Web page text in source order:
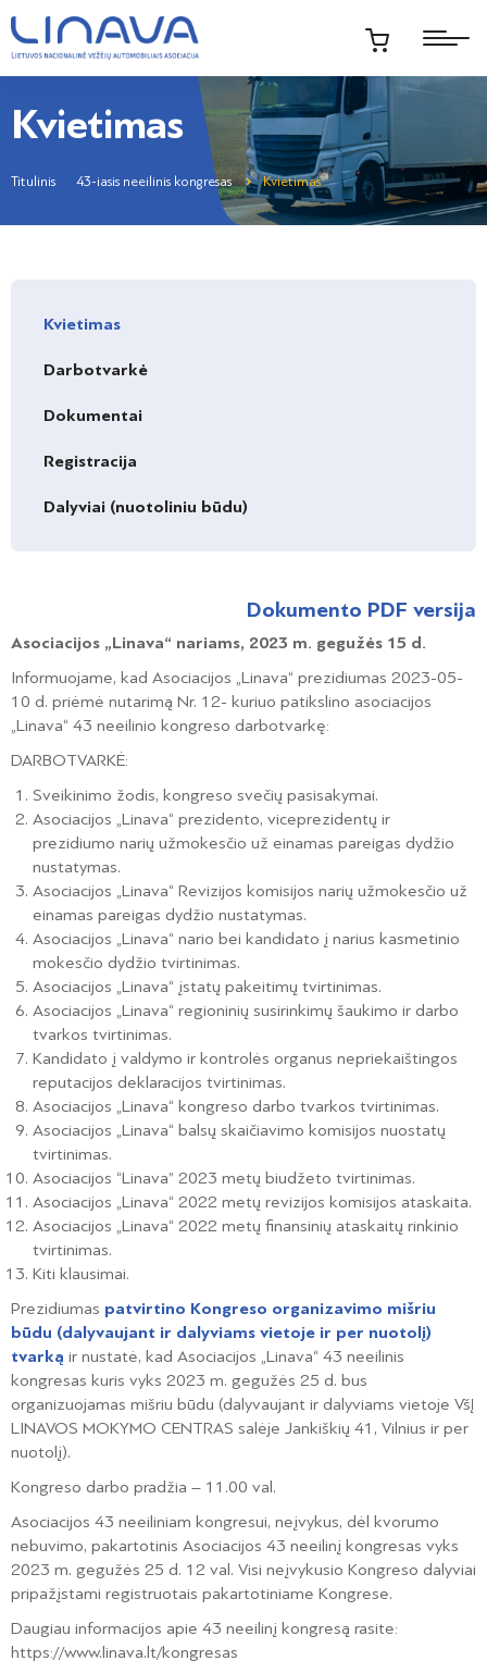
Kvietimas
Titulinis 43-iasis neeilinis kongresas Kvietimas
Kvietimas
Darbotvarkė
Dokumentai
Registracija
Dalyviai (nuotoliniu būdu)
Dokumento PDF versija
Asociacijos „Linava“ nariams, 2023 m. gegužės 15 d.
Informuojame, kad Asociacijos „Linava“ prezidiumas 2023-05-
10 d. priėmė nutarimą Nr. 12- kuriuo patikslino asociacijos
„Linava“ 43 neeilinio kongreso darbotvarkę:
DARBOTVARKĖ:
Sveikinimo žodis, kongreso svečių pasisakymai.
Asociacijos „Linava“ prezidento, viceprezidentų ir
prezidiumo narių užmokesčio už einamas pareigas dydžio
nustatymas.
Asociacijos „Linava“ Revizijos komisijos narių užmokesčio už
einamas pareigas dydžio nustatymas.
Asociacijos „Linava“ nario bei kandidato į narius kasmetinio
mokesčio dydžio tvirtinimas.
Asociacijos „Linava“ įstatų pakeitimų tvirtinimas.
Asociacijos „Linava“ regioninių susirinkimų šaukimo ir darbo
tvarkos tvirtinimas.
Kandidato į valdymo ir kontrolės organus nepriekaištingos
reputacijos deklaracijos tvirtinimas.
Asociacijos „Linava“ kongreso darbo tvarkos tvirtinimas.
Asociacijos „Linava“ balsų skaičiavimo komisijos nuostatų
tvirtinimas.
Asociacijos “Linava” 2023 metų biudžeto tvirtinimas.
Asociacijos „Linava“ 2022 metų revizijos komisijos ataskaita.
Asociacijos „Linava“ 2022 metų finansinių ataskaitų rinkinio
tvirtinimas.
Kiti klausimai.
Prezidiumas patvirtino Kongreso organizavimo mišriu
būdu (dalyvaujant ir dalyviams vietoje ir per nuotolį)
tvarką ir nustatė, kad Asociacijos „Linava“ 43 neeilinis
kongresas kuris vyks 2023 m. gegužės 25 d. bus
organizuojamas mišriu būdu (dalyvaujant ir dalyviams vietoje VšĮ
LINAVOS MOKYMO CENTRAS salėje Jankiškių 41, Vilnius ir per
nuotolį).
Kongreso darbo pradžia – 11.00 val.
Asociacijos 43 neeiliniam kongresui, neįvykus, dėl kvorumo
nebuvimo, pakartotinis Asociacijos 43 neeilinį kongresas vyks
2023 m. gegužės 25 d. 12 val. Visi neįvykusio Kongreso dalyviai
pripažįstami registruotais pakartotiniame Kongrese.
Daugiau informacijos apie 43 neeilinį kongresą rasite:
https://www.linava.lt/kongresas